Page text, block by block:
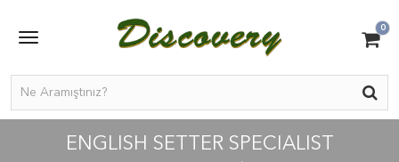
0
ENGLISH SETTER SPECIALIST